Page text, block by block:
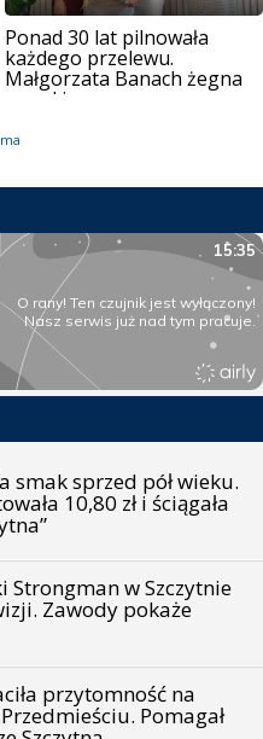
Ponad 30 lat pilnowała
każdego przelewu.
Małgorzata Banach żegna
urząd i zaczyna nowy
smak sprzed pół wieku.
10,80 zł i ściągała
Strongman w Szczytnie
Zawody pokaże
przytomność na
Pomagał